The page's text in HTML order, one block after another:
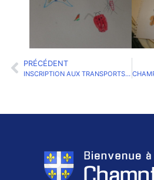
PRÉCÉDENT
INSCRIPTION AUX TRANSPORTS SCOLAIRES DE L’AGGLOMÉRATION